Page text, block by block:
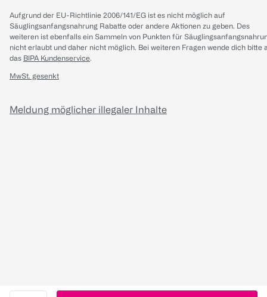
Aufgrund der EU-Richtlinie 2006/141/EG ist es nicht möglich auf
Säuglingsanfangsnahrung Rabatte oder andere Aktionen zu geben. Des
weiteren ist ebenfalls ein Sammeln von Punkten für
nicht erlaubt und daher nicht möglich. Bei weiteren Fragen wende dich bitte
das BIPA Kundenservice.
MwSt. gesenkt
Meldung möglicher illegaler Inhalte